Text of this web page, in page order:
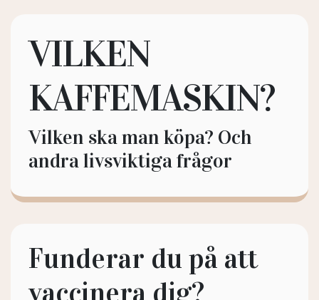
VILKEN
KAFFEMASKIN?
Vilken ska man köpa? Och
andra livsviktiga frågor
Funderar du på att
vaccinera dig?